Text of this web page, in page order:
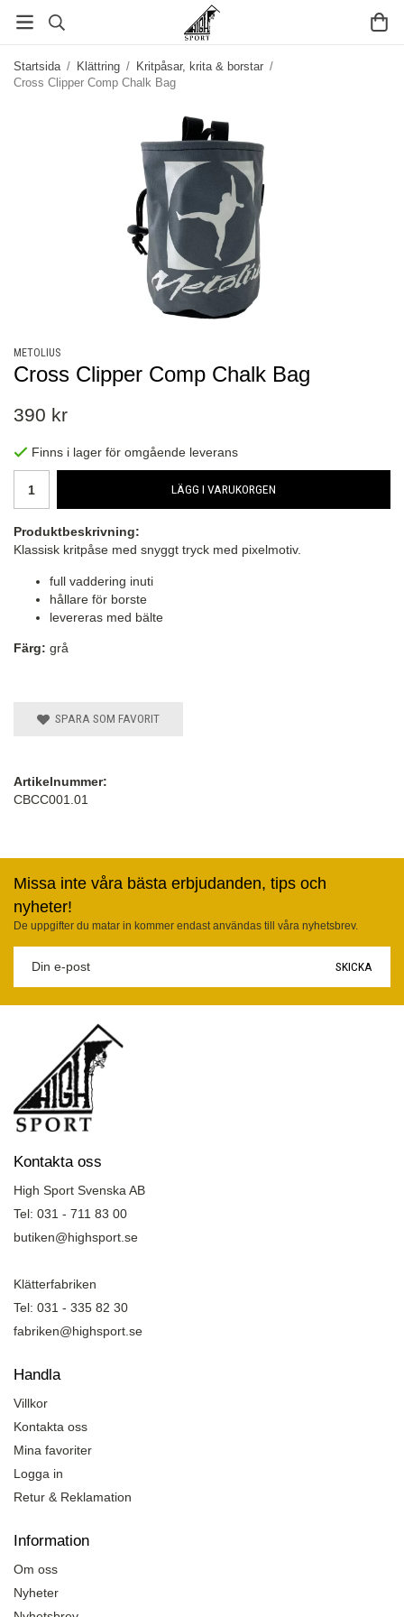
Startsida / Klättring / Kritpåsar, krita & borstar /
Cross Clipper Comp Chalk Bag
METOLIUS
Cross Clipper Comp Chalk Bag
390 kr
Finns i lager för omgående leverans
LÄGG I VARUKORGEN
Produktbeskrivning:
Klassisk kritpåse med snyggt tryck med pixelmotiv.
full vaddering inuti
hållare för borste
levereras med bälte
Färg: grå
SPARA SOM FAVORIT
Artikelnummer:
CBCC001.01
Missa inte våra bästa erbjudanden, tips och
nyheter!
De uppgifter du matar in kommer endast användas till våra nyhetsbrev.
SKICKA
Kontakta oss
High Sport Svenska AB
Tel: 031 - 711 83 00
butiken@highsport.se
Klätterfabriken
Tel: 031 - 335 82 30
fabriken@highsport.se
Handla
Villkor
Kontakta oss
Mina favoriter
Logga in
Retur & Reklamation
Information
Om oss
Nyheter